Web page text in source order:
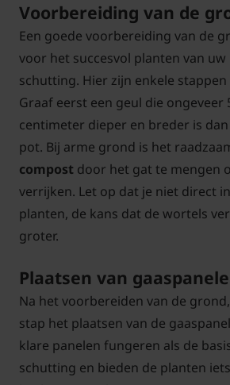
Voorbereiding van de
Een goede voorbereiding van de
voor het succesvol planten van uw
schutting. Hier zijn enkele
Graaf eerst een geul die ongeveer
centimeter dieper en breder is
pot. Bij arme grond is het
compost door het gat te mengen
verrijken. Let op dat je niet direct
planten, de kans dat de wortels
groter.
Plaatsen van
Na het voorbereiden van de
stap het plaatsen van de
klare panelen fungeren als de
schutting en bieden de planten